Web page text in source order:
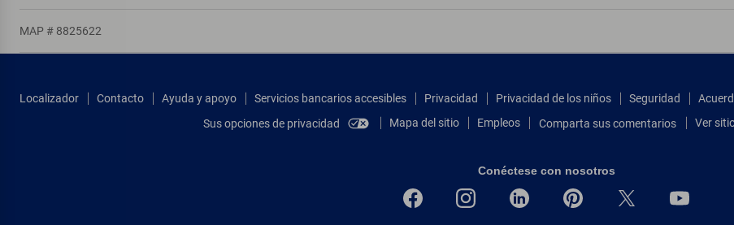
MAP # 8825622
Localizador Contacto Ayuda y apoyo Servicios bancarios accesibles Privacidad Privacidad de los niños Seguridad
Sus opciones de privacidad
Mapa del sitio Empleos Comparta sus comentarios Ver
Conéctese con nosotros